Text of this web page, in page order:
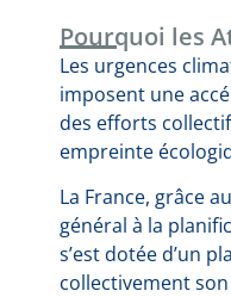
Pourquoi les
Les urgences
imposent une
des efforts
empreinte
La France, grâce
général à la
s’est dotée d’un
collectivement